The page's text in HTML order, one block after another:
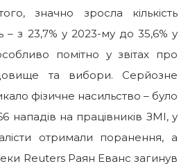
значно зросла кількість
– з 23,7% у 2023-му до 35,6% у
помітно у звітах про
та вибори. Серйозне
фізичне насильство – було
нападів на працівників ЗМІ, у
отримали поранення, а
Reuters Раян Еванс загинув